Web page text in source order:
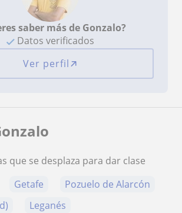
saber más de Gonzalo?
Datos verificados
Ver perfil
que se desplaza para dar clase
Getafe
Pozuelo de Alarcón
Leganés